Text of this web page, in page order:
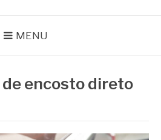
MENU
encosto direto